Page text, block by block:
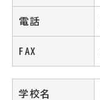
電話
FAX
学校名